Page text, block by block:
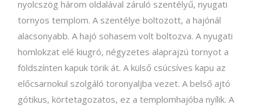
nyolcszög három oldalával záruló szentélyű, nyugati
tornyos templom. A szentélye boltozott, a hajónál
alacsonyabb. A hajó sohasem volt boltozva. A nyugati
homlokzat elé kiugró, négyzetes alaprajzú tornyot a
földszínten kapuk törik át. A külső csúcsíves kapu az
előcsarnokul szolgáló toronyaljba vezet. A belső ajtó
gótikus, körtetagozatos, ez a templomhajóba nyílik. A